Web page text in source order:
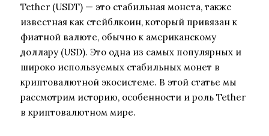
Tether (USDT) — это стабильная монета, также
известная как стейблкоин, который привязан к
фиатной валюте, обычно к американскому
доллару (USD). Это одна из самых популярных и
широко используемых стабильных монет в
криптовалютной экосистеме. В этой статье мы
рассмотрим историю, особенности и роль Tether
в криптовалютном мире.